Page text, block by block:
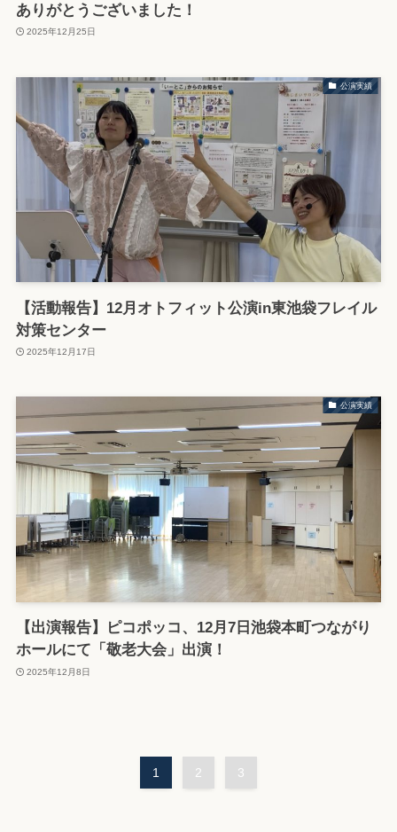
ありがとうございました！
2025年12月25日
公演実績
【活動報告】12月オトフィット公演in東池袋フレイル
対策センター
2025年12月17日
公演実績
【出演報告】ピコポッコ、12月7日池袋本町つながり
ホールにて「敬老大会」出演！
2025年12月8日
1 2 3